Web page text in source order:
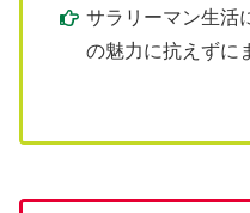
サラリーマン生活
の魅力に抗えずに